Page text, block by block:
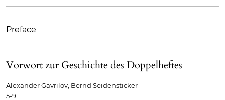
Preface
Vorwort zur Geschichte des Doppelheftes
Alexander Gavrilov, Bernd Seidensticker
5-9